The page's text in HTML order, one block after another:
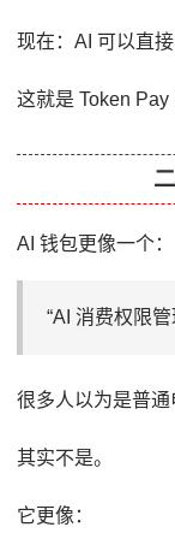
现在：AI 可以直接
这就是 Token Pay
AI 钱包更像一个：
“AI 消费权限管
很多人以为是普通
其实不是。
它更像：